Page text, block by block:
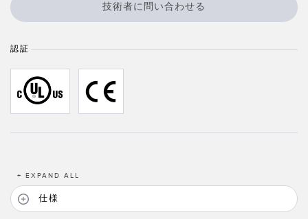
ソフトウェア
TECHNOLOGY
IO-Link対応センサ
技術者に問い合わせる
認証
+ EXPAND ALL
仕様